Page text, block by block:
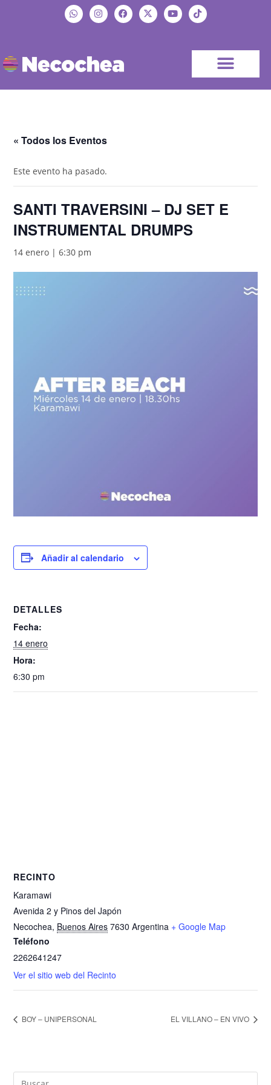
« Todos los Eventos
Este evento ha pasado.
SANTI TRAVERSINI – DJ SET E
INSTRUMENTAL DRUMPS
14 enero | 6:30 pm
Añadir al calendario
DETALLES
Fecha:
14 enero
Hora:
6:30 pm
RECINTO
Karamawi
Avenida 2 y Pinos del Japón
Necochea, Buenos Aires 7630 Argentina + Google Map
Teléfono
2262641247
Ver el sitio web del Recinto
BOY – UNIPERSONAL EL VILLANO – EN VIVO